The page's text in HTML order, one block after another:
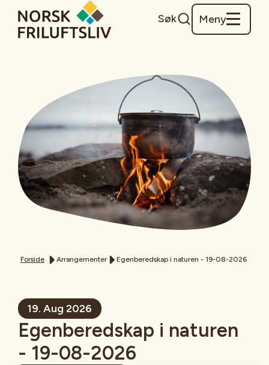
Søk Meny
Forside Arrangementer Egenberedskap i naturen - 19-08-2026
19. Aug 2026
Egenberedskap i naturen
- 19-08-2026